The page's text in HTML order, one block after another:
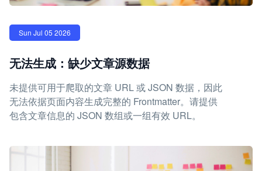
Sun Jul 05 2026
无法生成：缺少文章源数据
未提供可用于爬取的文章 URL 或 JSON 数据，因此
无法依据页面内容生成完整的 Frontmatter。请提供
包含文章信息的 JSON 数组或一组有效 URL。